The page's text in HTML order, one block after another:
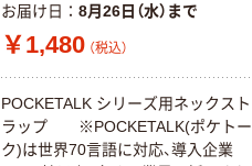
お届け日 8月26日（水）まで
￥1,480 （税込）
POCKETALK シリーズ用ネックスト
ラップ ※POCKETALK(ポケトー
ク)は世界70言語に対応、導入企業